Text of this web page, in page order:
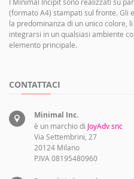
(formato A4) stampati sul fronte. Gli
la predominanza di un unico colore,
integrarsi in un qualsiasi ambiente
elemento principale.
CONTATTACI
Minimal Inc.
è un marchio di JoyAdv snc
Via Settembrini, 27
20124 Milano
P.IVA 08195480960